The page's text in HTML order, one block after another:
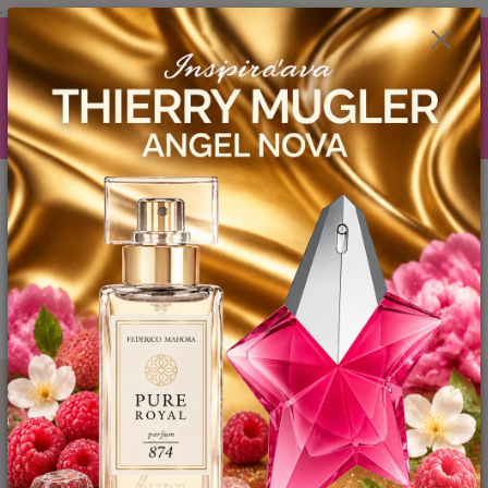
.
AKCIA (zobrazí sa v nákupnom košíku) ! ...... Ku každej objednávočke ❤️
od .. 35 .-eur CENA PRODUKTOV si môžte vybrať .. 15ml YODEYMA
tester ZDARMA ! ❤️ od 80.-eur .. 2 x 15ml, ❤️ od 150.-eur .. 3 x 15ml ❤️
od 200.-eur 4 x 15ml atd. YODEYMA tester ZDARMA .. (TIE VŠAK
TERBA VPÍSAŤ V SEKCII DODACE ÚDAJE) ! Akcia platí do vyčerpania
skladových zásob! ...... TEŠÍME SA NA VÁS a VIDÍME SA V MAILOCH a v
Košiciach :) aj OSOBNE. 👋🤚👋 .. 🌹🌹🌹
Menu
EUR
Hľadať
0944 619 068 0ks
za0 €
Kategórie blogu